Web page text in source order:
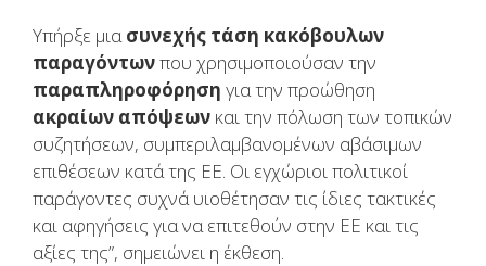
Υπήρξε μιασυνεχής τάση κακόβουλων
παραγόντωνπου χρησιμοποιούσαν την
παραπληροφόρηση για την προώθηση
ακραίων απόψεων και την πόλωση των τοπικών
συζητήσεων, συμπεριλαμβανομένων αβάσιμων
επιθέσεων κατά της ΕΕ. Οι εγχώριοι πολιτικοί
παράγοντες συχνά υιοθέτησαν τις ίδιες τακτικές
και αφηγήσεις για να επιτεθούν στην ΕΕ και τις
αξίες της”, σημειώνει η έκθεση.